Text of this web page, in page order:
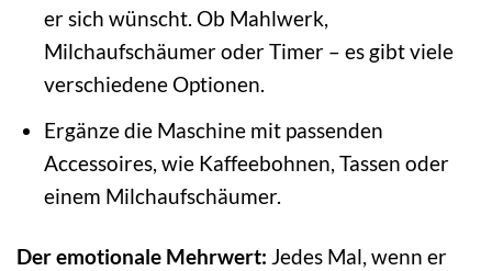
er sich wünscht. Ob Mahlwerk,
Milchaufschäumer oder Timer – es gibt viele
verschiedene Optionen.
Ergänze die Maschine mit passenden
Accessoires, wie Kaffeebohnen, Tassen oder
einem Milchaufschäumer.
Der emotionale Mehrwert: Jedes Mal, wenn er